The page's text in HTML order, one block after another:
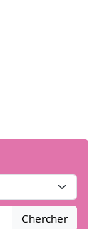
Chercher